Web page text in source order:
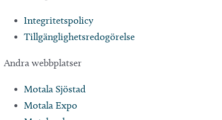
Integritetspolicy
Tillgänglighetsredogörelse
Andra webbplatser
Motala Sjöstad
Motala Expo